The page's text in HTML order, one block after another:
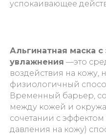
успокаивающее
Альгинатная маска
увлажнения —это
воздействия на кожу,
физиологичный
Временный барьер,
между кожей и
сочетании с
давления на кожу)